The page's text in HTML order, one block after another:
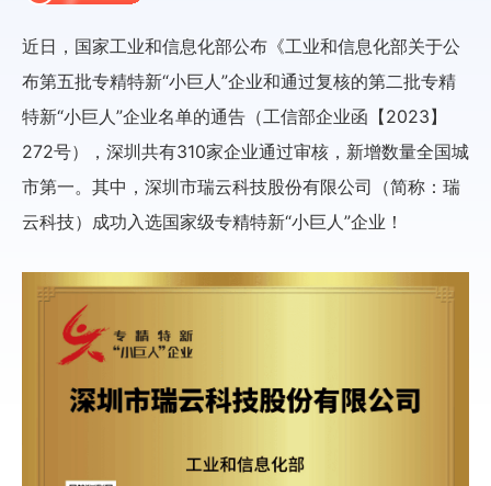
近日，国家工业和信息化部公布《工业和信息化部关于公
布第五批专精特新“小巨人”企业和通过复核的第二批专精
特新“小巨人”企业名单的通告（工信部企业函【2023】
272号），深圳共有310家企业通过审核，新增数量全国城
市第一。其中，深圳市瑞云科技股份有限公司（简称：瑞
云科技）成功入选国家级专精特新“小巨人”企业！